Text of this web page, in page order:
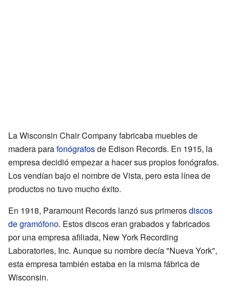
La Wisconsin Chair Company fabricaba muebles de
madera parafonógrafosde Edison Records. En 1915, la
empresa decidió empezar a hacer sus propios fonógrafos.
Los vendían bajo el nombre de Vista, pero esta línea de
productos no tuvo mucho éxito.
En 1918, Paramount Records lanzó sus primerosdiscos
de gramófono. Estos discos eran grabados y fabricados
por una empresa afiliada, New York Recording
Laboratories, Inc. Aunque su nombre decía "Nueva York",
esta empresa también estaba en la misma fábrica de
Wisconsin.